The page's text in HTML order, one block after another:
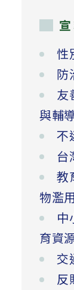
性
防
友
與輔
不
台
教
物濫
中
育資
交
反